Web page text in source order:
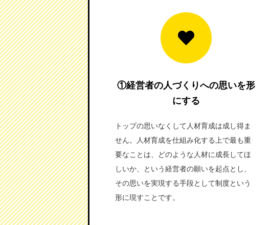
①経営者の人づくりへの思いを形
にする
トップの思いなくして人材育成は成し得ま
せん。人材育成を仕組み化する上で最も重
要なことは、どのような人材に成長してほ
しいか、という経営者の願いを起点とし、
その思いを実現する手段として制度という
形に現すことです。